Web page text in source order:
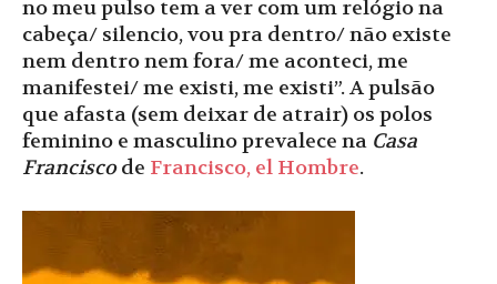
no meu pulso tem a ver com um relógio na
cabeça/ silencio, vou pra dentro/ não existe
nem dentro nem fora/ me aconteci, me
manifestei/ me existi, me existi”. A pulsão
que afasta (sem deixar de atrair) os polos
feminino e masculino prevalece na Casa
Franciscode Francisco, el Hombre.